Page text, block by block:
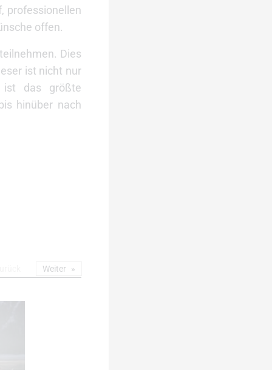
professionellen
offen.
teilnehmen. Dies
ist nicht nur
ist das größte
hinüber nach
Weiter